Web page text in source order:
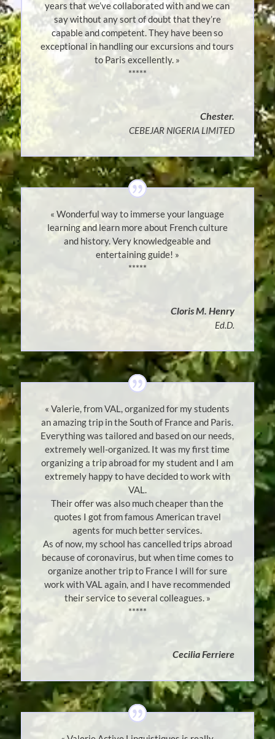
years that we’ve collaborated with and we can
say without any sort of doubt that they’re
capable and competent. They have been so
exceptional in handling our excursions and tours
to Paris excellently. »
*****
Chester.
CEBEJAR NIGERIA LIMITED
« Wonderful way to immerse your language
learning and learn more about French culture
and history. Very knowledgeable and
entertaining guide! »
*****
Cloris M. Henry
Ed.D.
« Valerie, from VAL, organized for my students
an amazing trip in the South of France and Paris.
Everything was tailored and based on our needs,
extremely well-organized. It was my first time
organizing a trip abroad for my student and I am
extremely happy to have decided to work with
VAL.
Their offer was also much cheaper than the
quotes I got from famous American travel
agents for much better services.
As of now, my school has cancelled trips abroad
because of coronavirus, but when time comes to
organize another trip to France I will for sure
work with VAL again, and I have recommended
their service to several colleagues. »
*****
Cecilia Ferriere